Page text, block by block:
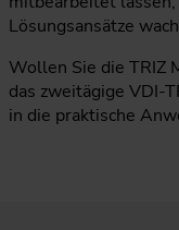
Lösungsansätze
Wollen Sie die TRIZ
das zweitägige VDI-
in die praktische